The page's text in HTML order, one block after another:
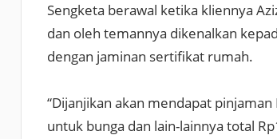
Sengketa berawal ketika kliennya
dan oleh temannya dikenalkan
dengan jaminan sertifikat rumah.
“Dijanjikan akan mendapat
untuk bunga dan lain-lainnya total